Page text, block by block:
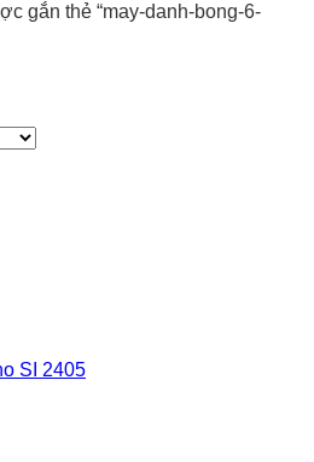
gắn thẻ “may-danh-bong-6-
SI 2405